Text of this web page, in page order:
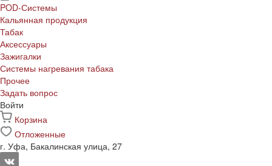
POD-Системы
Кальянная продукция
Табак
Аксессуары
Зажигалки
Системы нагревания табака
Прочее
Задать вопрос
Войти
Корзина
Отложенные
г. Уфа, Бакалинская улица, 27